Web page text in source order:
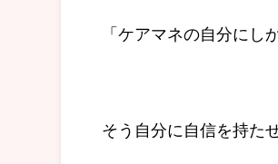
「ケアマネの自分にし
そう自分に自信を持た